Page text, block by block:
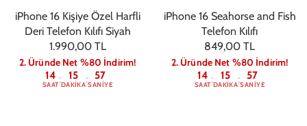
iPhone 16 Kişiye Özel Harfli
Deri Telefon Kılıfı Siyah
1.990,00 TL
2. Üründe Net %80 İndirim!
14
SAAT: 15
DAKIKA: 56
SANIYE
iPhone 16 Seahorse and Fish
Telefon Kılıfı
849,00 TL
2. Üründe Net %80 İndirim!
14
SAAT: 15
DAKIKA: 56
SANIYE